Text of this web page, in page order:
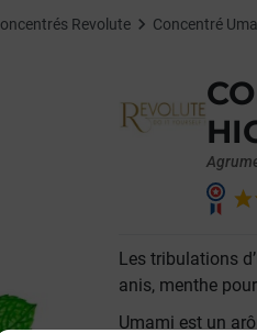
Revolute Concentré
Les tribulations
anis, menthe
Umami est un